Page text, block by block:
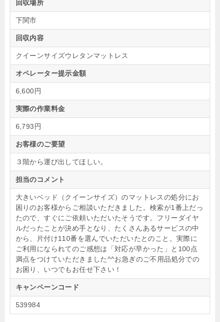
回収場所
下関市
回収内容
クイーンサイズウレタンマットレス
オペレーター提示金額
6,600円
実際の作業料金
6,793円
お客様のご要望
３階から運び出してほしい。
担当のコメント
大きいベッド（クイーンサイズ）のマットレスの処分にお
困りのお客様からご相談いただきました。検索が1番上だっ
たので、すぐにご依頼いただいたそうです。フリーダイヤ
ルだったことが決め手となり、たくさんあるサービスの中
から、片付け110番を選んでいただいたとのこと。実際に
ご利用になられてのご感想は「対応が早かった」と100点
満点をつけていただきました^^お急ぎのご不用品処分での
お困り、いつでもお任せ下さい！
キャンペーンコード
539984